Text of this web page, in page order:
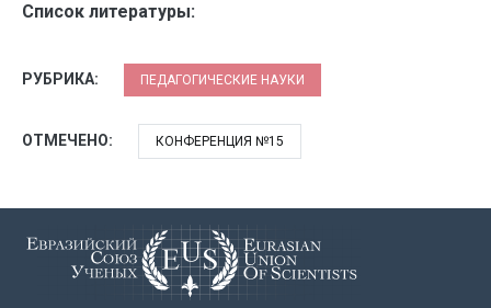
Список литературы:
РУБРИКА: ПЕДАГОГИЧЕСКИЕ НАУКИ
ОТМЕЧЕНО: КОНФЕРЕНЦИЯ №15